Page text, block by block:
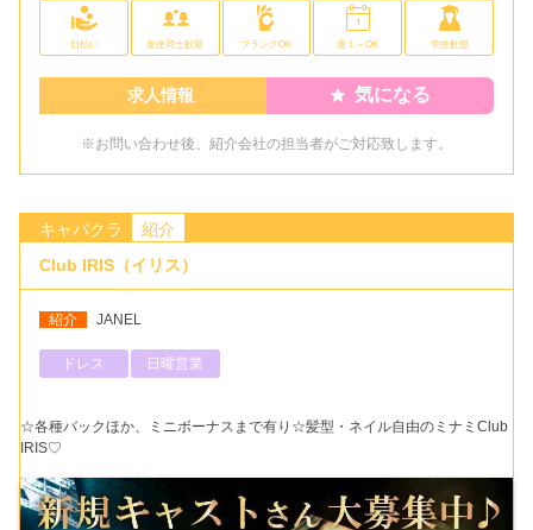
日払い 友達同士歓迎 ブランクOK 週１～OK 学生歓迎
求人情報 気になる
※お問い合わせ後、紹介会社の担当者がご対応致します。
キャバクラ
紹介
Club IRIS（イリス）
紹介 JANEL
ドレス 日曜営業
☆各種バックほか、ミニボーナスまで有り☆髪型・ネイル自由のミナミClub
IRIS♡